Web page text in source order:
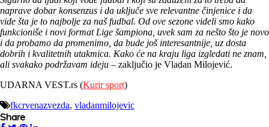
naprave dobar konsenzus i da uključe sve relevantne činjenice i da
vide šta je to najbolje za naš fudbal. Od ove sezone videli smo kako
funkcioniše i novi format Lige šampiona, uvek sam za nešto što je novo
i da probamo da promenimo, da bude još interesantnije, uz dosta
dobrih i kvalitetnih utakmica. Kako će na kraju liga izgledati ne znam,
ali svakako podržavam ideju – zaključio je Vladan Milojević.
UDARNA VEST.rs (Kurir sport)
fkcrvenazvezda, vladanmilojevic
Share